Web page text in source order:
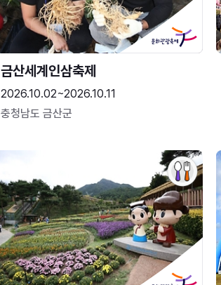
금산세계인삼축제
2026.10.02~2026.10.11
충청남도 금산군